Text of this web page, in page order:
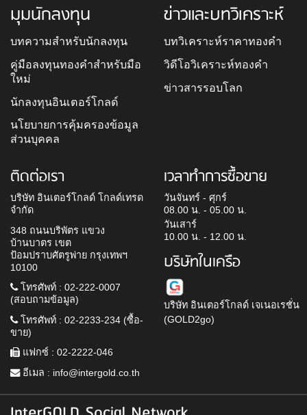
มุมนักลงทุน
บทความสำหรับนักลงทุน
คู่มือลงทุนทองคำสำหรับมือ
ใหม่
นักลงทุนอินเตอร์โกลด์
นโยบายการคุ้มครองข้อมูล
ส่วนบุคคล
ข่าวและบทวิเคราะห์
บทวิเคราะห์ราคาทองคำ
วิดีโอวิเคราะห์ทองคำ
ข่าวสารรอบโลก
ติดต่อเรา
บริษัท อินเตอร์โกลด์ โกลด์เทรด
จำกัด
348 ถนนบริพัตร แขวง
บ้านบาตร เขต
ป้อมปราบศัตรูพ่าย กรุงเทพฯ
10100
โทรศัพท์ : 02-222-0007
(สอบถามข้อมูล)
โทรศัพท์ : 02-2233-234 (ซื้อ-
ขาย)
แฟกซ์ : 02-2222-046
อีเมล : info@intergold.co.th
เวลาทำการซื้อขาย
วันจันทร์ - ศุกร์
08.00 น. - 05.00 น.
วันเสาร์
10.00 น. - 12.00 น.
บริษัทในเครือ
บริษัท อินเตอร์โกลด์ เจเนอเรชั่น
(GOLD2go)